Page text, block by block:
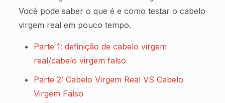
Você pode saber o que é e como testar o cabelo
virgem real em pouco tempo.
Parte 1: definição de cabelo virgem
real/cabelo virgem falso
Parte 2: Cabelo Virgem Real VS Cabelo
Virgem Falso